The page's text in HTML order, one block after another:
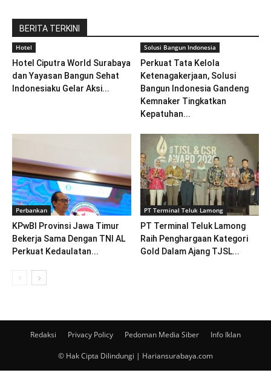
BERITA TERKINI
Hotel
Hotel Ciputra World Surabaya
dan Yayasan Bangun Sehat
Indonesiaku Gelar Aksi...
Solusi Bangun Indonesia
Perkuat Tata Kelola
Ketenagakerjaan, Solusi
Bangun Indonesia Gandeng
Kemnaker Tingkatkan
Kepatuhan...
Perbankan
KPwBI Provinsi Jawa Timur
Bekerja Sama Dengan TNI AL
Perkuat Kedaulatan...
PT Terminal Teluk Lamong
PT Terminal Teluk Lamong
Raih Penghargaan Kategori
Gold Dalam Ajang TJSL...
Redaksi Privacy Policy Pedoman Media Siber Info Iklan
© Hak Cipta Dilindungi | Hariansurabaya.com